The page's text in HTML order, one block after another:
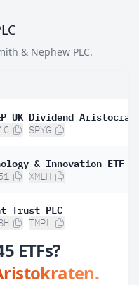
& Nephew PLC.
SPYG
XMLH
Trust PLC
TMPL
ETFs?